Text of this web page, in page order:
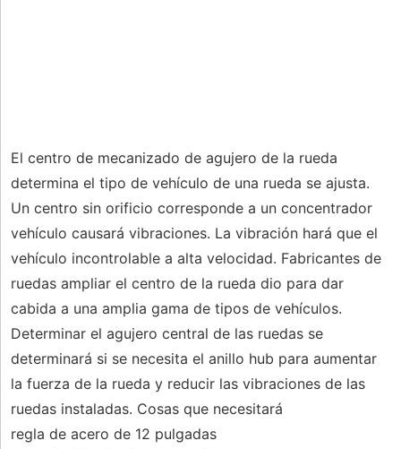
El centro de mecanizado de agujero de la rueda
determina el tipo de vehículo de una rueda se ajusta.
Un centro sin orificio corresponde a un concentrador
vehículo causará vibraciones. La vibración hará que el
vehículo incontrolable a alta velocidad. Fabricantes de
ruedas ampliar el centro de la rueda dio para dar
cabida a una amplia gama de tipos de vehículos.
Determinar el agujero central de las ruedas se
determinará si se necesita el anillo hub para aumentar
la fuerza de la rueda y reducir las vibraciones de las
ruedas instaladas. Cosas que necesitará
regla de acero de 12 pulgadas